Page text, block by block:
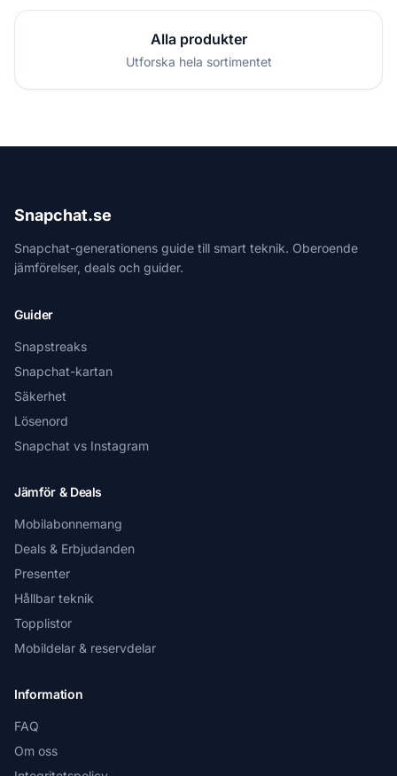
Alla produkter
Utforska hela sortimentet
Snapchat.se
Snapchat-generationens guide till smart teknik. Oberoende
jämförelser, deals och guider.
Guider
Snapstreaks
Snapchat-kartan
Säkerhet
Lösenord
Snapchat vs Instagram
Jämför & Deals
Mobilabonnemang
Deals & Erbjudanden
Presenter
Hållbar teknik
Topplistor
Mobildelar & reservdelar
Information
FAQ
Om oss